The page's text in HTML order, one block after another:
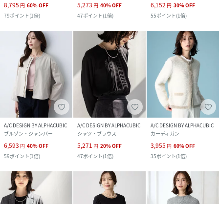
8,795 円 60%OFF
79ポイント(1倍)
5,273 円 40%OFF
47ポイント(1倍)
6,152 円 30%OFF
55ポイント(1倍)
A/C DESIGN BY ALPHACUBIC
ブルゾン・ジャンパー
6,593 円 40%OFF
59ポイント(1倍)
A/C DESIGN BY ALPHACUBIC
シャツ・ブラウス
5,271 円 20%OFF
47ポイント(1倍)
A/C DESIGN BY ALPHACUBIC
カーディガン
3,955 円 60%OFF
35ポイント(1倍)